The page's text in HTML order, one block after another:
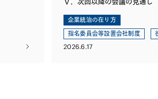
企業統治の在り方
指名委員会等設置会社制度
2026.6.17